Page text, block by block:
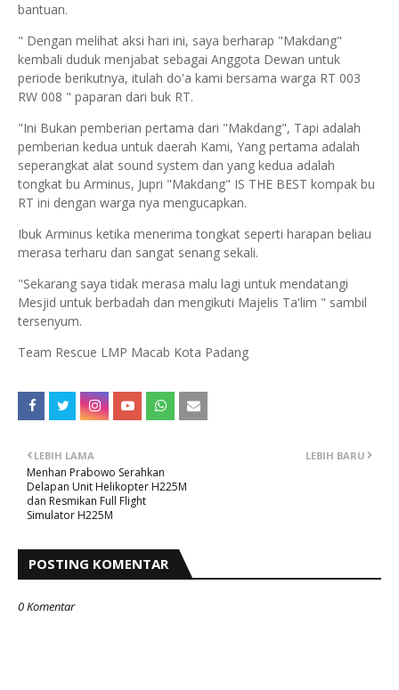
bantuan.
" Dengan melihat aksi hari ini, saya berharap "Makdang"
kembali duduk menjabat sebagai Anggota Dewan untuk
periode berikutnya, itulah do'a kami bersama warga RT 003
RW 008 " paparan dari buk RT.
"Ini Bukan pemberian pertama dari "Makdang", Tapi adalah
pemberian kedua untuk daerah Kami, Yang pertama adalah
seperangkat alat sound system dan yang kedua adalah
tongkat bu Arminus, Jupri "Makdang" IS THE BEST kompak bu
RT ini dengan warga nya mengucapkan.
Ibuk Arminus ketika menerima tongkat seperti harapan beliau
merasa terharu dan sangat senang sekali.
"Sekarang saya tidak merasa malu lagi untuk mendatangi
Mesjid untuk berbadah dan mengikuti Majelis Ta'lim " sambil
tersenyum.
Team Rescue LMP Macab Kota Padang
LEBIH BARU
LEBIH LAMA
Menhan Prabowo Serahkan
Delapan Unit Helikopter H225M
dan Resmikan Full Flight
Simulator H225M
POSTING KOMENTAR
0 Komentar